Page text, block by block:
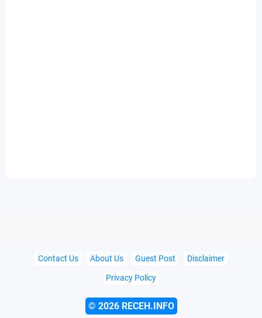
Contact Us About Us Guest Post
Disclaimer
Privacy Policy
© 2026 RECEH.INFO